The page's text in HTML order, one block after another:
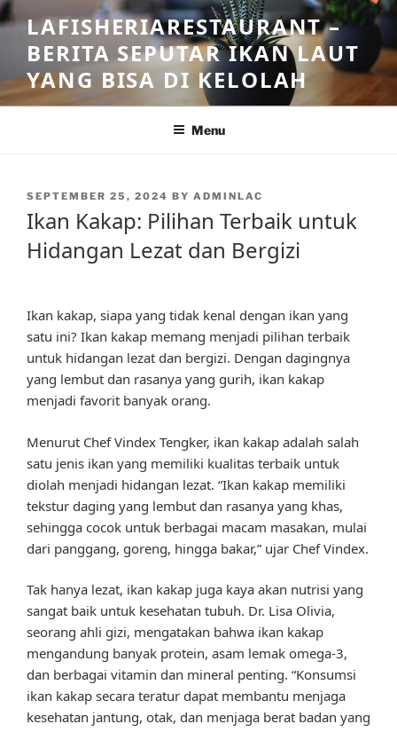
Skip
to
content
LAFISHERIARESTAURANT –
BERITA SEPUTAR IKAN LAUT
YANG BISA DI KELOLAH
Menu
POSTED
ON
SEPTEMBER 25, 2024 BY ADMINLAC
Ikan Kakap: Pilihan Terbaik untuk
Hidangan Lezat dan Bergizi
Ikan kakap, siapa yang tidak kenal dengan ikan yang
satu ini? Ikan kakap memang menjadi pilihan terbaik
untuk hidangan lezat dan bergizi. Dengan dagingnya
yang lembut dan rasanya yang gurih, ikan kakap
menjadi favorit banyak orang.
Menurut Chef Vindex Tengker, ikan kakap adalah salah
satu jenis ikan yang memiliki kualitas terbaik untuk
diolah menjadi hidangan lezat. “Ikan kakap memiliki
tekstur daging yang lembut dan rasanya yang khas,
sehingga cocok untuk berbagai macam masakan, mulai
dari panggang, goreng, hingga bakar,” ujar Chef Vindex.
Tak hanya lezat, ikan kakap juga kaya akan nutrisi yang
sangat baik untuk kesehatan tubuh. Dr. Lisa Olivia,
seorang ahli gizi, mengatakan bahwa ikan kakap
mengandung banyak protein, asam lemak omega-3,
dan berbagai vitamin dan mineral penting. “Konsumsi
ikan kakap secara teratur dapat membantu menjaga
kesehatan jantung, otak, dan menjaga berat badan yang